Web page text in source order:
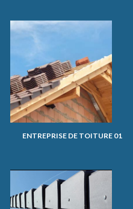
ENTREPRISE DE TOITURE 01